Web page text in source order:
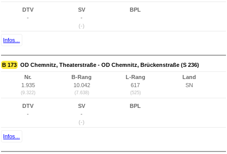
DTV
-
SV
-
(-)
BPL
Infos...
B 173 OD Chemnitz, Theaterstraße - OD Chemnitz, Brückenstraße (S 236)
Nr.
1.935
(9.322)
B-Rang
10.042
(7.638)
L-Rang
617
(525)
Land
SN
DTV
-
SV
-
(-)
BPL
Infos...